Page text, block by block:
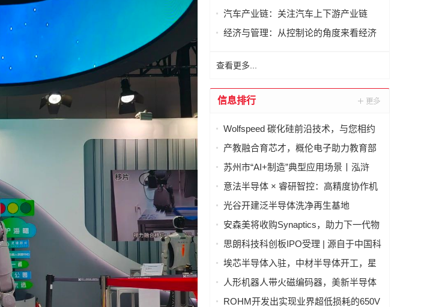
家及人才需求资讯
汽车产业链：关注汽车上下游产业链
经济与管理：从控制论的角度来看经济
查看更多...
信息排行
Wolfspeed 碳化硅前沿技术，与您相约
德国 PCIM 2026
产教融合育芯才，概伦电子助力教育部
集成电路“101计划”建设落地
苏州市“AI+制造”典型应用场景丨泓浒
AI+晶圆智控真空传输平台
意法半导体 × 睿研智控：高精度协作机
器人灵巧手
光谷开建泛半导体洗净再生基地
安森美将收购Synaptics，助力下一代物
理AI智能系统发展
思朗科技科创板IPO受理 | 源自于中国科
学院自动化研究所
埃芯半导体入驻，中材半导体开工，星
辰技术设备搬入，光谷半导体产业链有
人形机器人带火磁编码器，美新半导体
布局位置感知新风口
ROHM开发出实现业界超低损耗的650V